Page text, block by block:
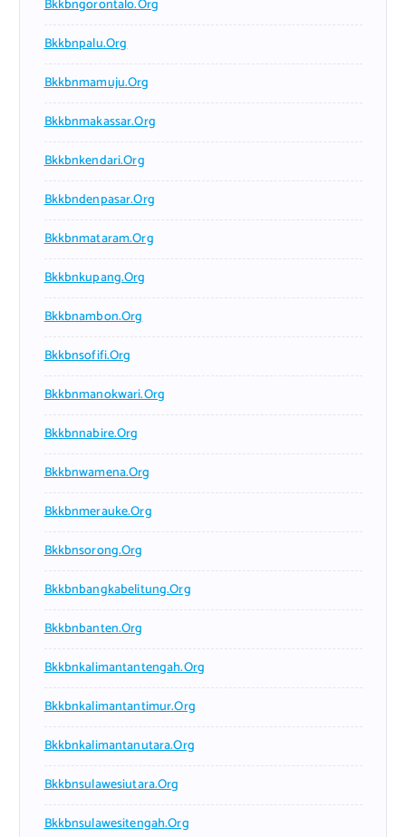
Bkkbngorontalo.org
Bkkbnpalu.org
Bkkbnmamuju.org
Bkkbnmakassar.org
Bkkbnkendari.org
Bkkbndenpasar.org
Bkkbnmataram.org
Bkkbnkupang.org
Bkkbnambon.org
Bkkbnsofifi.org
Bkkbnmanokwari.org
Bkkbnnabire.org
Bkkbnwamena.org
Bkkbnmerauke.org
Bkkbnsorong.org
Bkkbnbangkabelitung.org
Bkkbnbanten.org
Bkkbnkalimantantengah.org
Bkkbnkalimantantimur.org
Bkkbnkalimantanutara.org
Bkkbnsulawesiutara.org
Bkkbnsulawesitengah.org